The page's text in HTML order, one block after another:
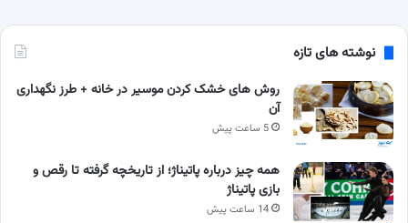
نوشته های تازه
روش های خشک کردن موسیر در خانه + طرز نگهداری
آن
5 ساعت پیش
همه چیز درباره پاتیناژ؛ از تاریخچه گرفته تا رقص و
بازی پاتیناژ
14 ساعت پیش